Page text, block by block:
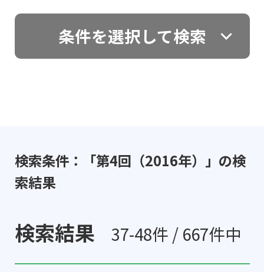
条件を選択して検索
検索条件：「第4回（2016年）」の検
索結果
検索結果 37-48件 / 667件中